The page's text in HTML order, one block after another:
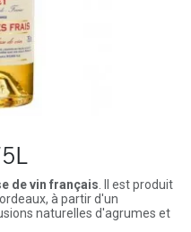
de vin français . Il est produit
à partir d'un
naturelles d'agrumes et